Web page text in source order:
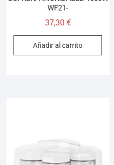
WF21-
37,30 €
Añadir al carrito